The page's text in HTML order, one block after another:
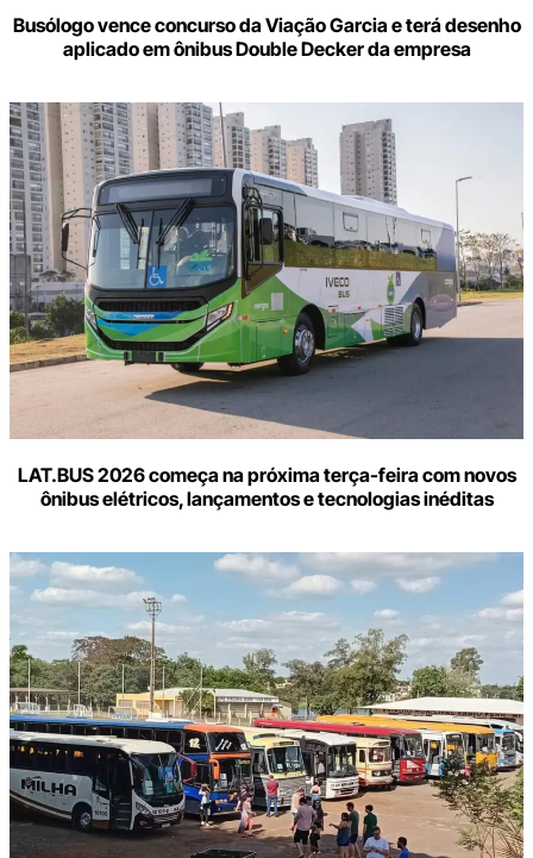
Busólogo vence concurso da Viação Garcia e terá desenho
aplicado em ônibus Double Decker da empresa
LAT.BUS 2026 começa na próxima terça-feira com novos
ônibus elétricos, lançamentos e tecnologias inéditas